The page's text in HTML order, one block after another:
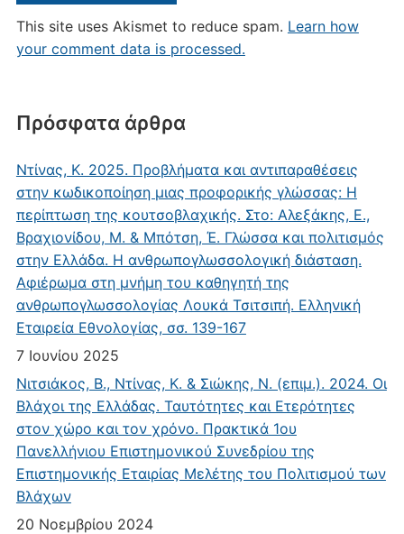
Πρόσφατα άρθρα
Ντίνας, Κ. 2025. Προβλήματα και αντιπαραθέσεις
στην κωδικοποίηση μιας προφορικής γλώσσας: Η
περίπτωση της κουτσοβλαχικής. Στο: Αλεξάκης, Ε.,
Βραχιονίδου, Μ. & Μπότση, Έ. Γλώσσα και πολιτισμός
στην Ελλάδα. Η ανθρωπογλωσσολογική διάσταση.
Αφιέρωμα στη μνήμη του καθηγητή της
ανθρωπογλωσσολογίας Λουκά Τσιτσιπή. Ελληνική
Εταιρεία Εθνολογίας, σσ. 139-167
7 Ιουνίου 2025
Νιτσιάκος, Β., Ντίνας, Κ. & Σιώκης, Ν. (επιμ.). 2024. Οι
Βλάχοι της Ελλάδας. Ταυτότητες και Ετερότητες
στον χώρο και τον χρόνο. Πρακτικά 1ου
Πανελλήνιου Επιστημονικού Συνεδρίου της
Επιστημονικής Εταιρίας Μελέτης του Πολιτισμού των
Βλάχων
20 Νοεμβρίου 2024
This site uses Akismet to reduce spam. Learn how
your comment data is processed.